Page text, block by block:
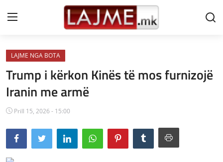
Shtëpi
LAJME MAQEDONI
SHQIPERI
KOSOVA
LAJME NGA BOTA
LAJME NGA BOTA
Trump i kërkon Kinës të mos furnizojë
Iranin me armë
Prill 15, 2026 - 15:00